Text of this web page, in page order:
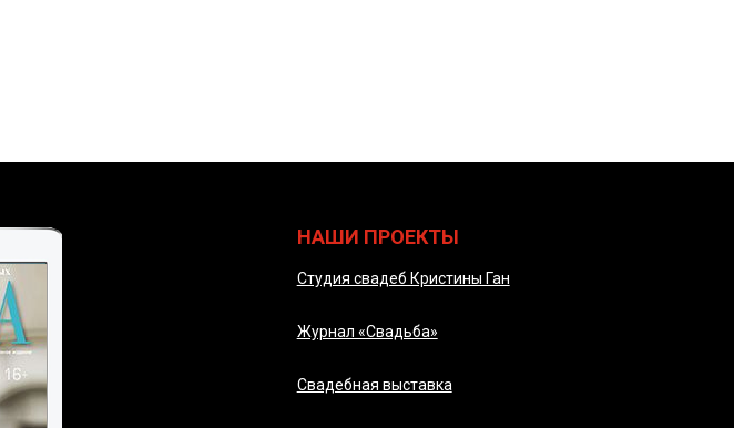
НАШИ ПРОЕКТЫ
Студия свадеб Кристины Ган
Журнал «Свадьба»
Свадебная выставка